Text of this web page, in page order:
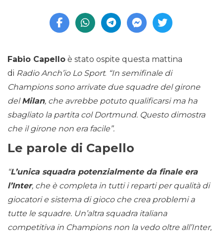
Fabio Capello è stato ospite questa mattina
di Radio Anch’io Lo Sport. “In semifinale di
Champions sono arrivate due squadre del girone
delMilan, che avrebbe potuto qualificarsi ma ha
sbagliato la partita col Dortmund. Questo dimostra
che il girone non era facile”.
Le parole di Capello
“L’unica squadra potenzialmente da finale era
l’Inter, che è completa in tutti i reparti per qualità di
giocatori e sistema di gioco che crea problemi a
tutte le squadre. Un’altra squadra italiana
competitiva in Champions non la vedo oltre all’Inter,